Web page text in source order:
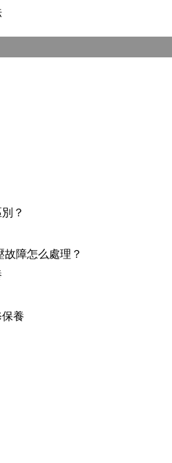
？
障怎么處理？
養